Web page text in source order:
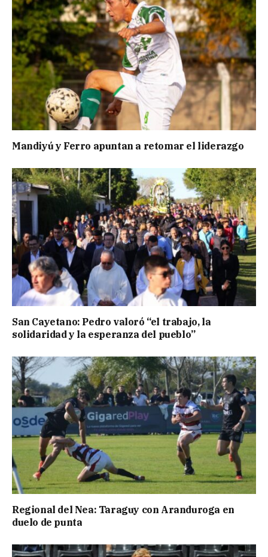
Mandiyú y Ferro apuntan a retomar el liderazgo
San Cayetano: Pedro valoró “el trabajo, la
solidaridad y la esperanza del pueblo”
Regional del Nea: Taraguy con Aranduroga en
duelo de punta